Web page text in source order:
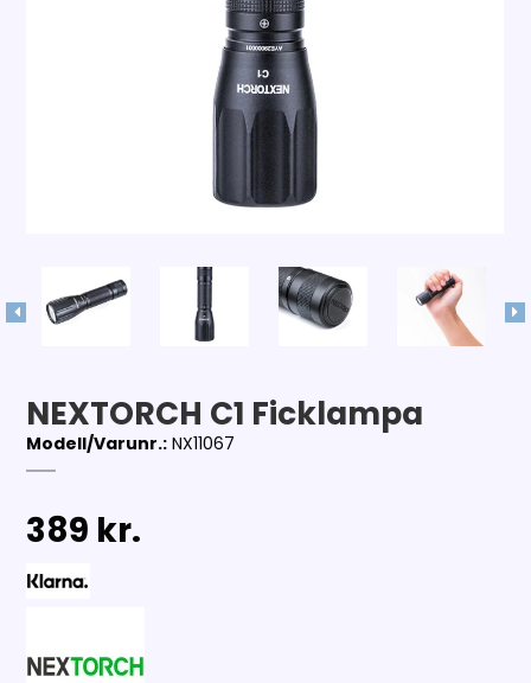
NEXTORCH C1 Ficklampa
Modell/Varunr.: NX11067
389 kr.